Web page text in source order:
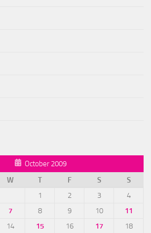
October 2009
W T F S
S
1
2 3
4
7 8 9 10
11
14 15 16 17
18